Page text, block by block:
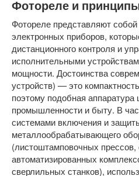
Фотореле и
Фотореле представляют
электронных приборов,
дистанционного контроля и
исполнительными
мощности. Достоинства
устройств) — это
поэтому подобная
промышленности и быту. В
системами включения и
металлообрабатывающего
(листоштамповочных прессов,
автоматизированных
сверлильных станков),